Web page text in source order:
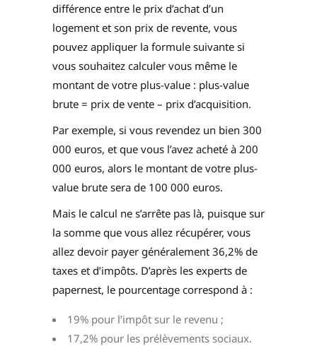
différence entre le prix d’achat d’un
logement et son prix de revente, vous
pouvez appliquer la formule suivante si
vous souhaitez calculer vous même le
montant de votre plus-value : plus-value
brute = prix de vente – prix d’acquisition.
Par exemple, si vous revendez un bien 300
000 euros, et que vous l’avez acheté à 200
000 euros, alors le montant de votre plus-
value brute sera de 100 000 euros.
Mais le calcul ne s’arrête pas là, puisque sur
la somme que vous allez récupérer, vous
allez devoir payer généralement 36,2% de
taxes et d’impôts. D’après les experts de
papernest, le pourcentage correspond à :
19% pour l’impôt sur le revenu ;
17,2% pour les prélèvements sociaux.